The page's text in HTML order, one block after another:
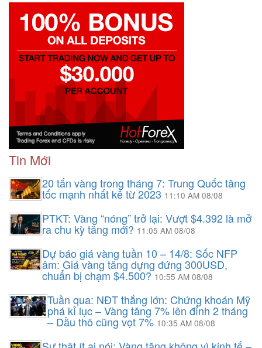
Tin Mới
20 tấn vàng trong tháng 7: Trung Quốc tăng
tốc mạnh nhất kể từ 2023 11:10 AM 08/08
PTKT: Vàng “nóng” trở lại: Vượt $4.392 là mở
ra chu kỳ tăng mới? 11:05 AM 08/08
Dự báo giá vàng tuần 10 – 14/8: Sốc NFP
âm: Giá vàng tăng dựng đứng 300USD,
chuẩn bị chạm $4.500?10:55 AM 08/08
Tuần qua: NĐT thắng lớn: Chứng khoán Mỹ
phá kỉ lục – Vàng tăng 7% lên đỉnh 2 tháng
– Dầu thô cũng vọt 7% 10:35 AM 08/08